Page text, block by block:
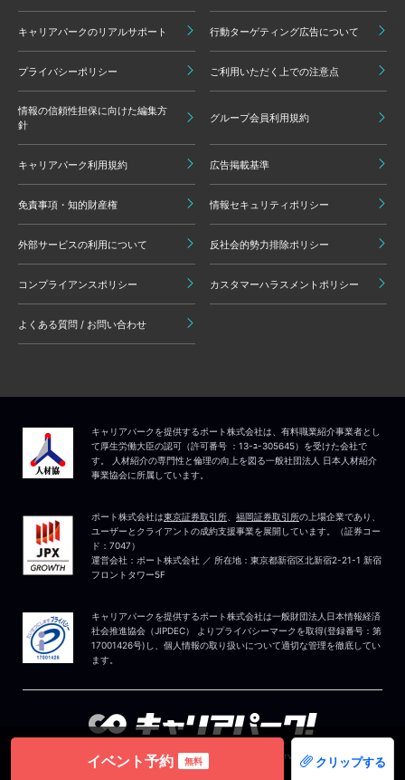
イベント予約 無料 クリップする
キャリアパークのリアルサポート 行動ターゲティング広告について
プライバシーポリシー ご利用いただく上での注意点
情報の信頼性担保に向けた編集方
針
グループ会員利用規約
キャリアパーク利用規約 広告掲載基準
免責事項・知的財産権 情報セキュリティポリシー
外部サービスの利用について 反社会的勢力排除ポリシー
コンプライアンスポリシー カスタマーハラスメントポリシー
よくある質問 / お問い合わせ